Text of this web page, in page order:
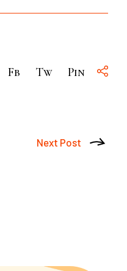
Fb Tw Pin
Next Post